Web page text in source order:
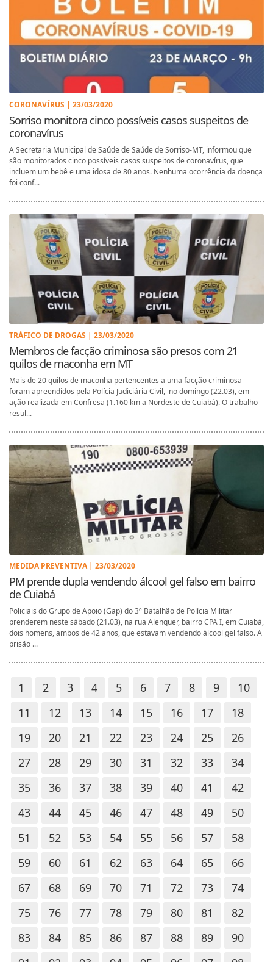
CORONAVÍRUS | 23/03/2020
Sorriso monitora cinco possíveis casos suspeitos de
coronavírus
A Secretaria Municipal de Saúde de Saúde de Sorriso-MT, informou que
são monitorados cinco possíveis casos suspeitos de coronavírus, que
incluem um bebê e uma idosa de 80 anos. Nenhuma ocorrência da doença
foi conf...
TRÁFICO DE DROGAS | 23/03/2020
Membros de facção criminosa são presos com 21
quilos de maconha em MT
Mais de 20 quilos de maconha pertencentes a uma facção criminosa
foram apreendidos pela Polícia Judiciária Civil, no domingo (22.03), em
ação realizada em Confresa (1.160 km a Nordeste de Cuiabá). O trabalho
resul...
MEDIDA PREVENTIVA | 23/03/2020
PM prende dupla vendendo álcool gel falso em bairro
de Cuiabá
Policiais do Grupo de Apoio (Gap) do 3º Batalhão de Polícia Militar
prenderem neste sábado (21.03), na rua Alenquer, bairro CPA I, em Cuiabá,
dois homens, ambos de 42 anos, que estavam vendendo álcool gel falso. A
prisão ...
1 2 3 4 5 6 7 8 9
10
11
12 13 14 15 16 17
18
19
20 21 22 23 24 25
26
27
28 29 30 31 32 33
34
35
36 37 38 39 40 41
42
43
44 45 46 47 48 49
50
51
52 53 54 55 56 57
58
59
60 61 62 63 64 65
66
67
68 69 70 71 72 73
74
75
76 77 78 79 80 81
82
83
84 85 86 87 88 89
90